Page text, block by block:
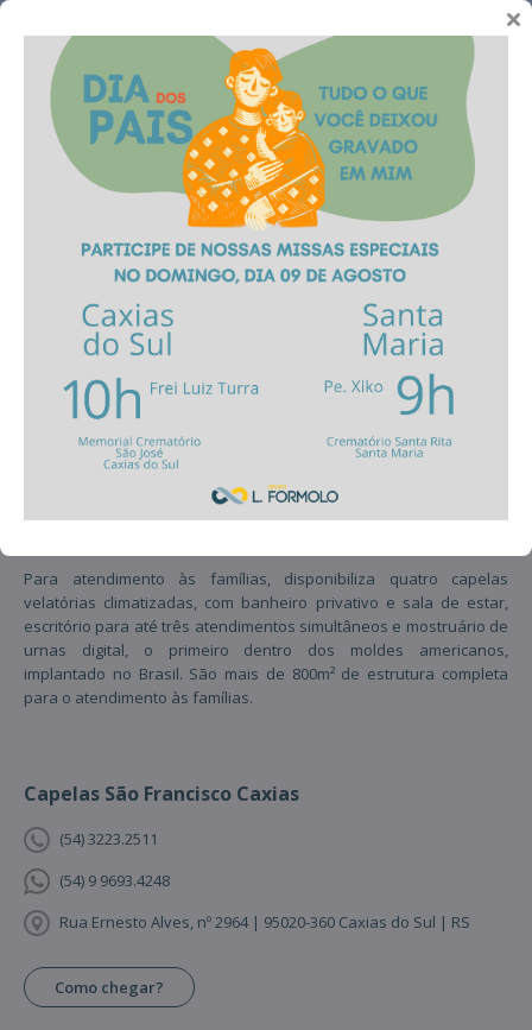
Telefones
Capelas São Francisco Caxias
Caxias do Sul | RS
Sobre
As Capelas São Francisco oferecem elevador, banheiro com
acessibilidade, fraldário, amplo saguão no pavimento superior e
Para atendimento às famílias, disponibiliza quatro capelas
velatórias climatizadas, com banheiro privativo e sala de estar,
escritório para até três atendimentos simultâneos e mostruário de
urnas digital, o primeiro dentro dos moldes americanos,
implantado no Brasil. São mais de 800m² de estrutura completa
para o atendimento às famílias.
Capelas São Francisco Caxias
(54) 3223.2511
(54) 9 9693.4248
Rua Ernesto Alves, nº 2964 | 95020-360 Caxias do Sul | RS
Como chegar?